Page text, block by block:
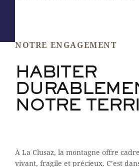
NOTRE ENGAGEMENT
HABITER
NOTRE
À La Clusaz, la montagne offre
vivant, fragile et précieux. C’est